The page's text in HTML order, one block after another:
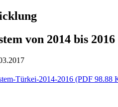
von 2014 bis 2016
Türkei-2014-2016 (PDF 98.88